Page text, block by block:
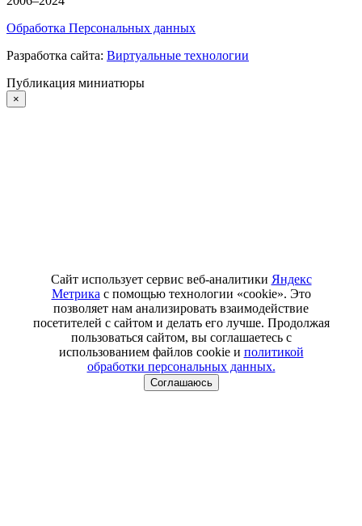
Обработка Персональных данных
Разработка сайта: Виртуальные технологии
Публикация миниатюры
×
Сайт использует сервис веб-аналитики Яндекс
Метрика с помощью технологии «cookie». Это
позволяет нам анализировать взаимодействие
посетителей с сайтом и делать его лучше. Продолжая
пользоваться сайтом, вы соглашаетесь с
использованием файлов cookie и политикой
обработки персональных данных.
Соглашаюсь